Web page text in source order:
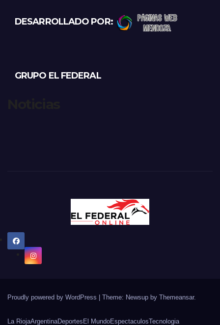
DESARROLLADO POR:
GRUPO EL FEDERAL
Proudly powered by WordPress Theme: Newsup by Themeansar.
La RiojaArgentinaDeportesEl MundoEspectaculosTecnologia